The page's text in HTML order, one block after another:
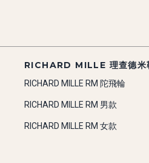
RICHARD MILLE 理查德米
RICHARD MILLE RM 陀飛輪
RICHARD MILLE RM 男款
RICHARD MILLE RM 女款